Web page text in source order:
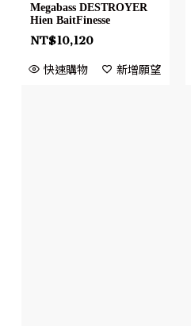
Megabass DESTROYER
Hien BaitFinesse
NT$10,120
快速購物 新增願望